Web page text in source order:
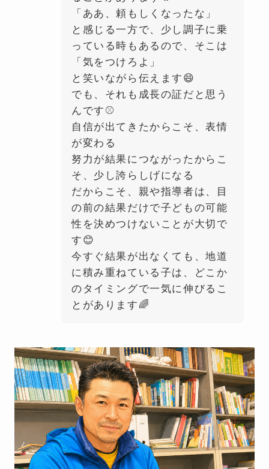
「ああ、頼もしくなったな」
と感じる一方で、少し調子に乗
っている時もあるので、そこは
「気をつけろよ」
と笑いながら伝えます😄
でも、それも成長の証だと思う
んです⚾️
自信が出てきたからこそ、表情
が変わる
努力が結果につながったからこ
そ、少し誇らしげになる
だからこそ、親や指導者は、目
の前の結果だけで子どもの可能
性を決めつけないことが大切で
す😊
今すぐ結果が出なくても、地道
に積み重ねている子は、どこか
のタイミングで一気に伸びるこ
とがあります🌈